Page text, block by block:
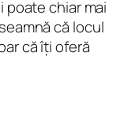
poate chiar mai
că locul
că îți oferă